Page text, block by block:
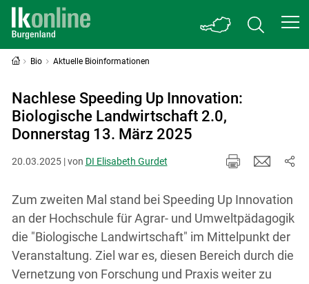
Bio Aktuelle Bioinformationen
Nachlese Speeding Up Innovation:
Biologische Landwirtschaft 2.0,
Donnerstag 13. März 2025
20.03.2025 | von DI Elisabeth Gurdet
Zum zweiten Mal stand bei Speeding Up Innovation
an der Hochschule für Agrar- und Umweltpädagogik
die "Biologische Landwirtschaft" im Mittelpunkt der
Veranstaltung. Ziel war es, diesen Bereich durch die
Vernetzung von Forschung und Praxis weiter zu